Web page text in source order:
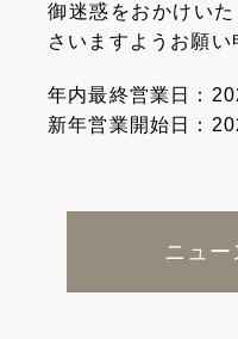
御迷惑をおかけい
さいますようお願い
年内最終営業日：
新年営業開始日：
ニュー